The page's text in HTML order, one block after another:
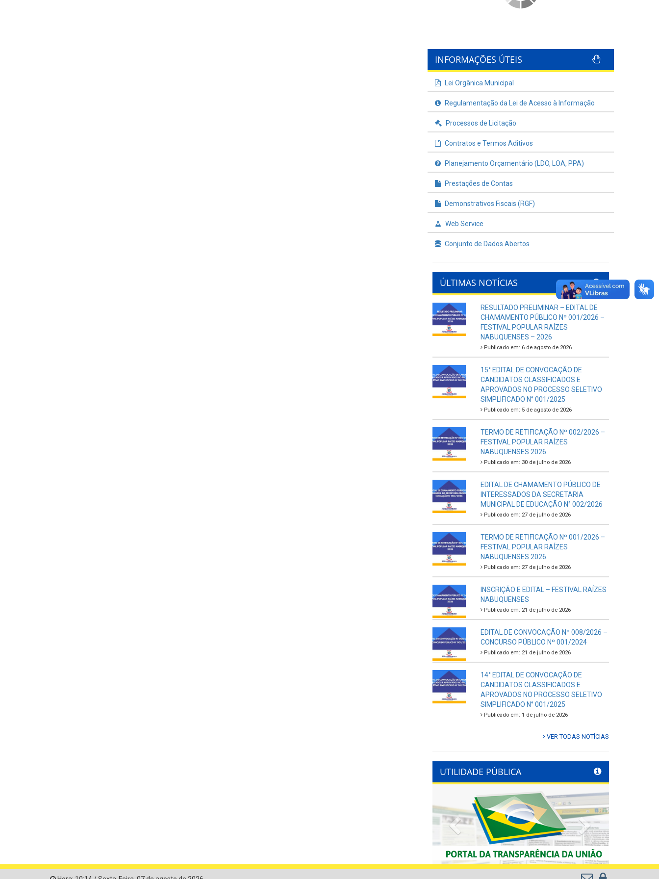
INFORMAÇÕES ÚTEIS
Lei Orgânica Municipal
Regulamentação da Lei de Acesso à Informação
Processos de Licitação
Contratos e Termos Aditivos
Planejamento Orçamentário (LDO, LOA, PPA)
Prestações de Contas
Demonstrativos Fiscais (RGF)
Web Service
Conjunto de Dados Abertos
ÚLTIMAS NOTÍCIAS
RESULTADO PRELIMINAR – EDITAL DE
CHAMAMENTO PÚBLICO Nº 001/2026 –
FESTIVAL POPULAR RAÍZES
NABUQUENSES – 2026
Publicado em: 6 de agosto de 2026
15° EDITAL DE CONVOCAÇÃO DE
CANDIDATOS CLASSIFICADOS E
APROVADOS NO PROCESSO SELETIVO
SIMPLIFICADO N° 001/2025
Publicado em: 5 de agosto de 2026
TERMO DE RETIFICAÇÃO Nº 002/2026 –
FESTIVAL POPULAR RAÍZES
NABUQUENSES 2026
Publicado em: 30 de julho de 2026
EDITAL DE CHAMAMENTO PÚBLICO DE
INTERESSADOS DA SECRETARIA
MUNICIPAL DE EDUCAÇÃO N° 002/2026
Publicado em: 27 de julho de 2026
TERMO DE RETIFICAÇÃO Nº 001/2026 –
FESTIVAL POPULAR RAÍZES
NABUQUENSES 2026
Publicado em: 27 de julho de 2026
INSCRIÇÃO E EDITAL – FESTIVAL RAÍZES
NABUQUENSES
Publicado em: 21 de julho de 2026
EDITAL DE CONVOCAÇÃO Nº 008/2026 –
CONCURSO PÚBLICO Nº 001/2024
Publicado em: 21 de julho de 2026
14° EDITAL DE CONVOCAÇÃO DE
CANDIDATOS CLASSIFICADOS E
APROVADOS NO PROCESSO SELETIVO
SIMPLIFICADO N° 001/2025
Publicado em: 1 de julho de 2026
VER TODAS NOTÍCIAS
UTILIDADE PÚBLICA
Previous Next